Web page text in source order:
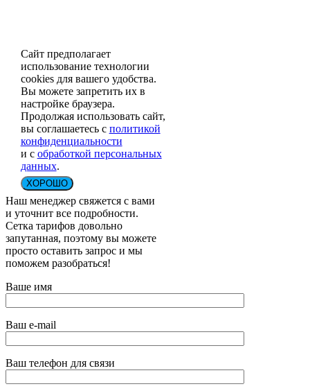
Сайт предполагает
использование технологии
cookies для вашего удобства.
Вы можете запретить их в
настройке браузера.
Продолжая использовать сайт,
вы соглашаетесь с политикой
конфиденциальности
и с обработкой персональных
данных.
ХОРОШО
Наш менеджер свяжется с вами
и уточнит все подробности.
Сетка тарифов довольно
запутанная, поэтому вы можете
просто оставить запрос и мы
поможем разобраться!
Ваше имя
Ваш e-mail
Ваш телефон для связи